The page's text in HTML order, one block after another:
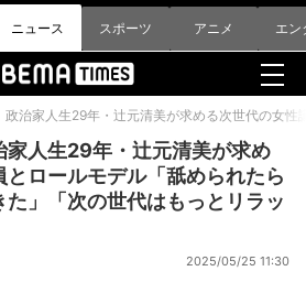
ニュース スポーツ アニメ エン
政治家人生29年・辻元清美が求める次世代の女
家人生29年・辻元清美が求め
とロールモデル「舐められたら
」「次の世代はもっとリラッ
2025/05/25 11:30